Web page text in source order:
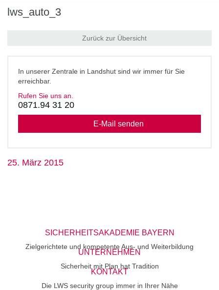
lws_auto_3
Zurück zur Übersicht
In unserer Zentrale in Landshut sind wir immer für Sie
erreichbar.
Rufen Sie uns an.
0871.94 31 20
E-Mail senden
25. März 2015
SICHERHEITSAKADEMIE BAYERN
Zielgerichtete und kompetente Aus- und Weiterbildung
UNTERNEHMEN
Sicherheit mit Plan hat Tradition
KONTAKT
Die LWS security group immer in Ihrer Nähe